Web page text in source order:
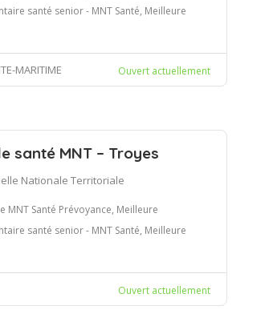
santé senior - MNT Santé, Meilleure
MARITIME Ouvert actuellement
santé MNT – Troyes
Nationale Territoriale
MNT Santé Prévoyance, Meilleure
santé senior - MNT Santé, Meilleure
Ouvert actuellement